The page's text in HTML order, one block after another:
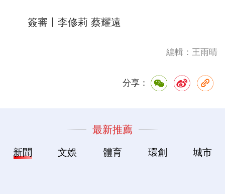
簽審丨李修莉 蔡耀遠
編輯：王雨晴
分享：
最新推薦
新聞 文娛 體育 環創 城市